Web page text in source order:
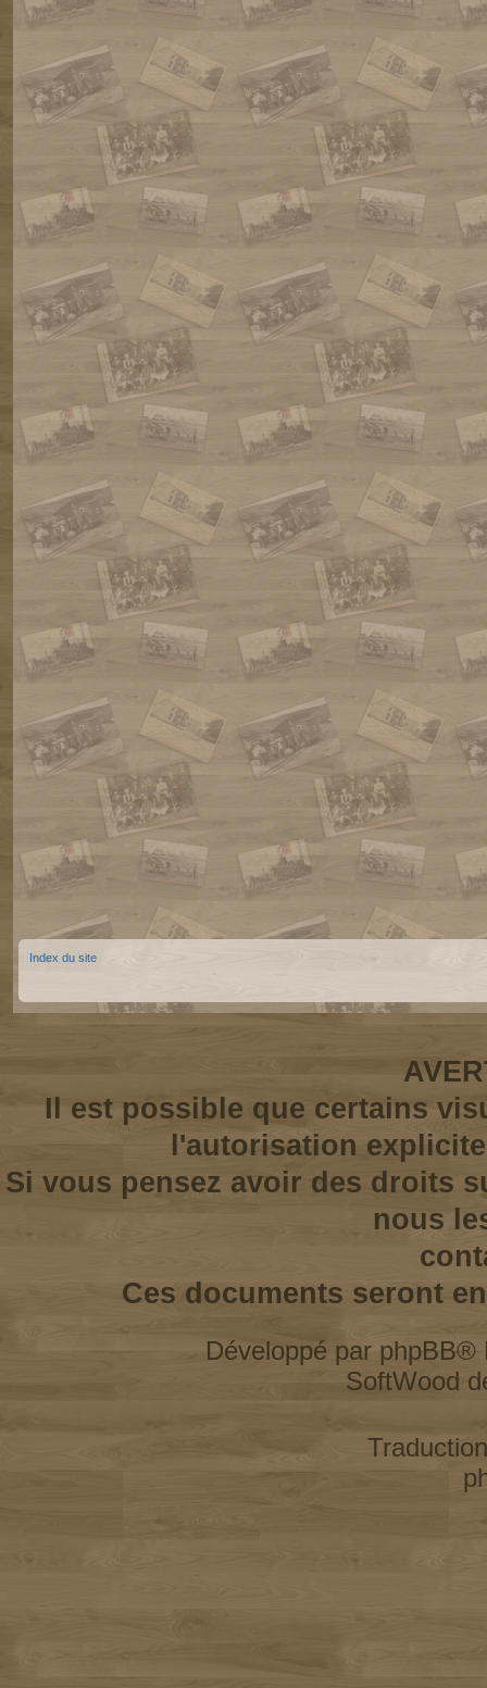
Index du site
Il est possible que certains
l'autorisation
Si vous pensez avoir des droits
nous
Ces documents seront
Développé par phpBB®
SoftWood